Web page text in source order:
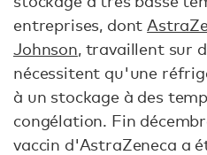
entreprises, dont
Johnson, travaillent sur
nécessitent qu'une
à un stockage à des
congélation. Fin
vaccin d'AstraZeneca a